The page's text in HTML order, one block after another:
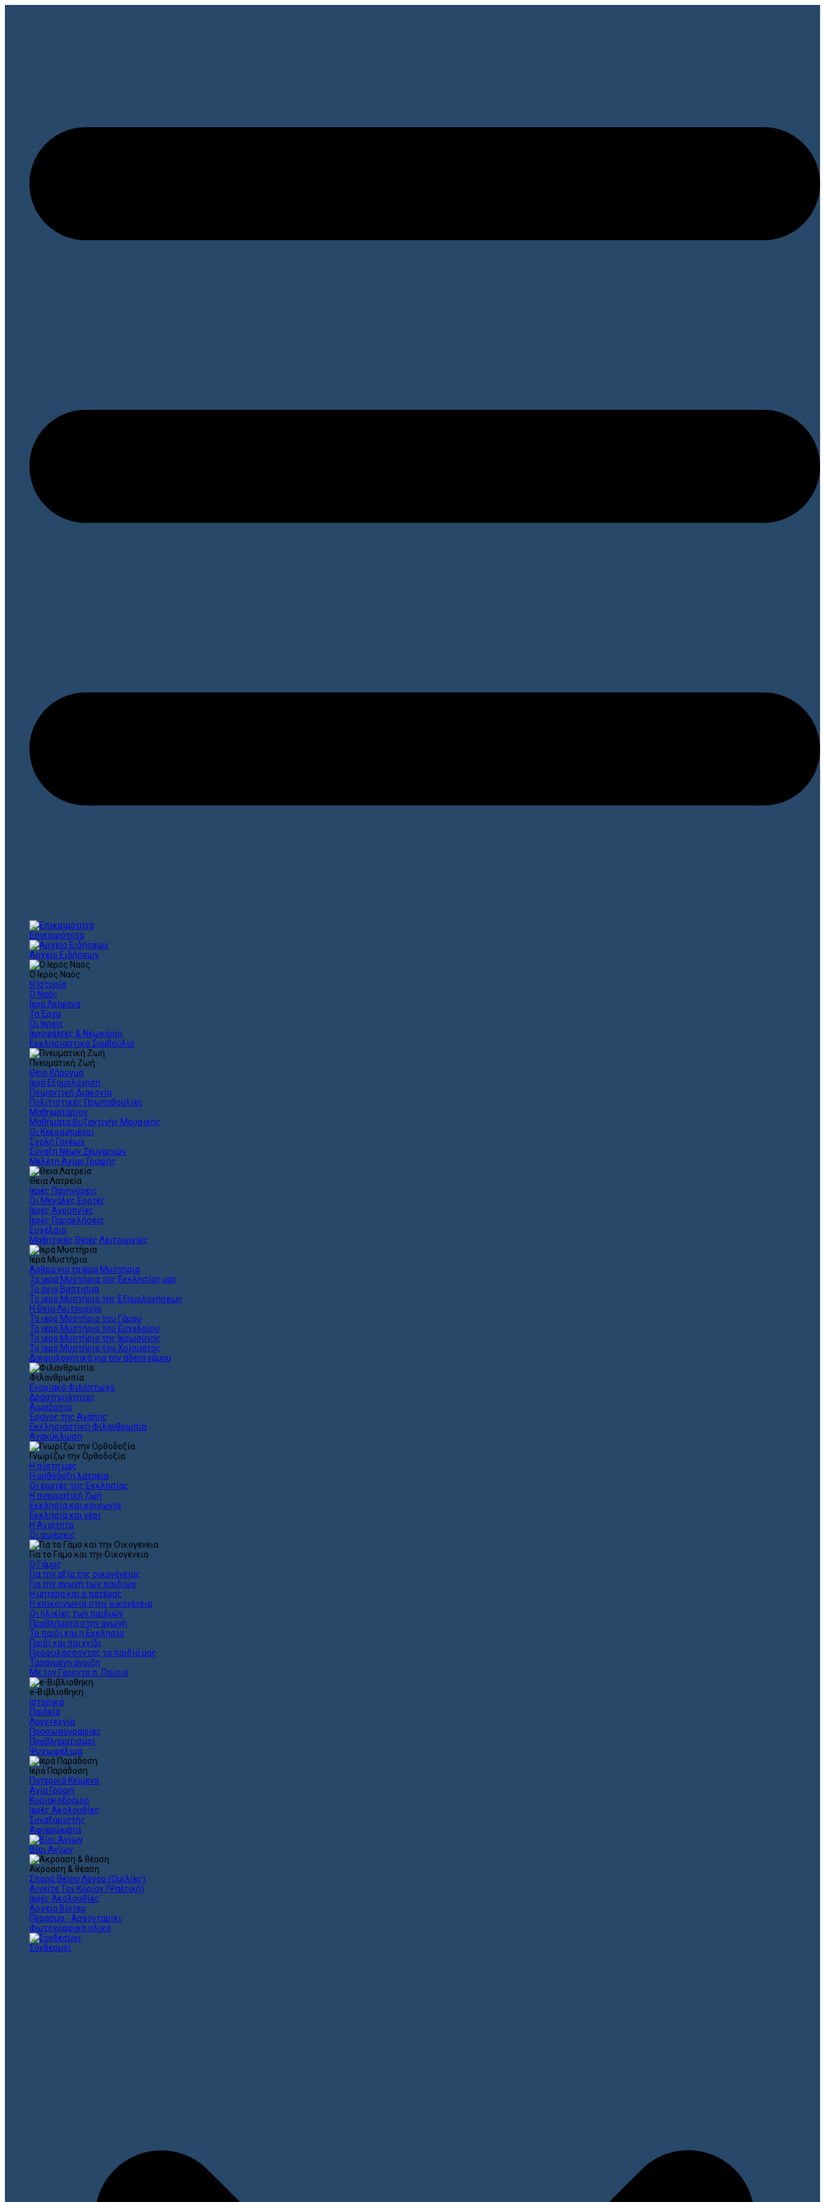
Επικαιρότητα
Αρχείο Ειδήσεων
Ο Ιερός Ναός
Η Ιστορία
Ο Ναός
Ιερά Λείψανα
Τα Έργα
Οι Ιερείς
Ιεροψάλτες & Νεωκόροι
Εκκλησιαστικό Συμβούλιο
Πνευματική Ζωή
Θείο Κήρυγμα
Ιερά Εξομολόγηση
Ποιμαντική Διακονία
Πολιτιστικές Πρωτοβουλίες
Μαθηματάριον
Μαθήματα Βυζαντινής Μουσικής
Οι Κεκοιμημένοι
Σχολή Γονέων
Σύναξη Νέων Ζευγαριών
Μελέτη Αγίας Γραφής
Θεια Λατρεία
Ιερές Πανηγύρεις
Οι Μεγάλες Εορτές
Ιερές Αγρυπνίες
Ιερές Παρακλήσεις
Ευχέλαιο
Μαθητικές Θείες Λειτουργίες
Ιερά Μυστήρια
Άρθρα για τα Ιερά Μυστήρια
Τα ιερά Μυστήρια της Εκκλησίας μας
Το άγιο Βάπτισμα
Το ιερό Μυστήριο της Εξομολογήσεως
Η Θεία Λειτουργία
Το ιερό Μυστήριο του Γάμου
Το ιερό Μυστήριο του Ευχελαίου
Το ιερό Μυστήριο της Ιερωσύνης
Το ιερό Μυστήριο του Χρίσματος
Δικαιολογητικά για την άδεια γάμου
Φιλανθρωπία
Ενοριακό Φιλόπτωχο
Δραστηριότητες
Αιμοδοσία
Έρανος της Αγάπης
Εκκλησιαστική Φιλανθρωπία
Ανακύκλωση
Γνωρίζω την Ορθοδοξία
Η πίστη μας
Η ορθόδοξη λατρεία
Οι εορτές της Εκκλησίας
Η πνευματική ζωή
Εκκλησία και κοινωνία
Εκκλησία και νέοι
Η Αγιότητα
Οι αιρέσεις
Για το Γάμο και την Οικογένεια
Ο Γάμος
Για την αξία της οικογένειας
Για την αγωγή των παιδιών
Η μητέρα και ο πατέρας
Η επικοινωνία στην οικογένεια
Οι ηλικίες των παιδιών
Προβλήματα στην αγωγή
Το παιδί και η Εκκλησία
Παιδί και παιχνίδι
Προφυλάσσοντας τα παιδιά μας
Ταραγμένη άνοιξη
Με τον Γέροντα π. Παϊσιο
e-Βιβλιοθηκη
Ιστορικά
Παιδεία
Λογοτεχνία
Προσωπογραφίες
Προβληματισμοί
Ψυχωφέλιμα
Ιερά Παράδοση
Πατερικά Κείμενα
Αγία Γραφή
Κυριακοδρόμιο
Ιερές Ακολουθίες
Συναξαριστής
Αφιερώματα
Βίοι Αγίων
Ακρόαση & θέαση
Σπορά Θείου Λόγου (Ομιλίες)
Αινείτε Τον Κύριον (Ψαλτική)
Ιερές Ακολουθίες
Αρχεία Βίντεο
Πέρασμα - Αρχονταρίκι
Φωτογραφικό υλικό
Σύνδεσμοι